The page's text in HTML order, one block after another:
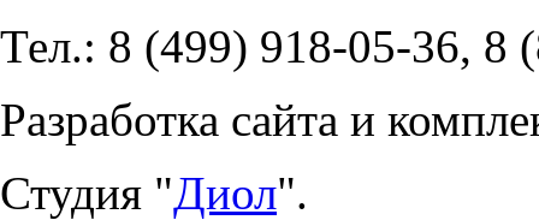
Тел.: 8 (499) 918-05-36, 8
Разработка сайта и
Студия "Диол".